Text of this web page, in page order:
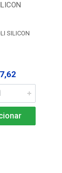
SILICON